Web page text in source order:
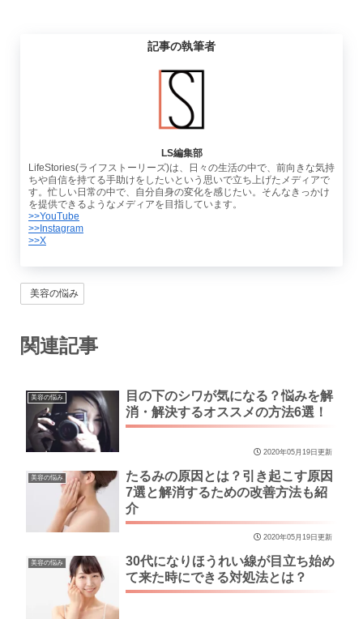
記事の執筆者
LS編集部
LifeStories(ライフストーリーズ)は、日々の生活の中で、前向きな気持
ちや自信を持てる手助けをしたいという思いで立ち上げたメディアで
す。忙しい日常の中で、自分自身の変化を感じたい。そんなきっかけ
を提供できるようなメディアを目指しています。
>>YouTube
>>Instagram
>>X
美容の悩み
関連記事
美容の悩み
目の下のシワが気になる？悩みを解
消・解決するオススメの方法6選！
2020年05月19日更新
美容の悩み
たるみの原因とは？引き起こす原因
7選と解消するための改善方法も紹
介
2020年05月19日更新
美容の悩み
30代になりほうれい線が目立ち始め
て来た時にできる対処法とは？